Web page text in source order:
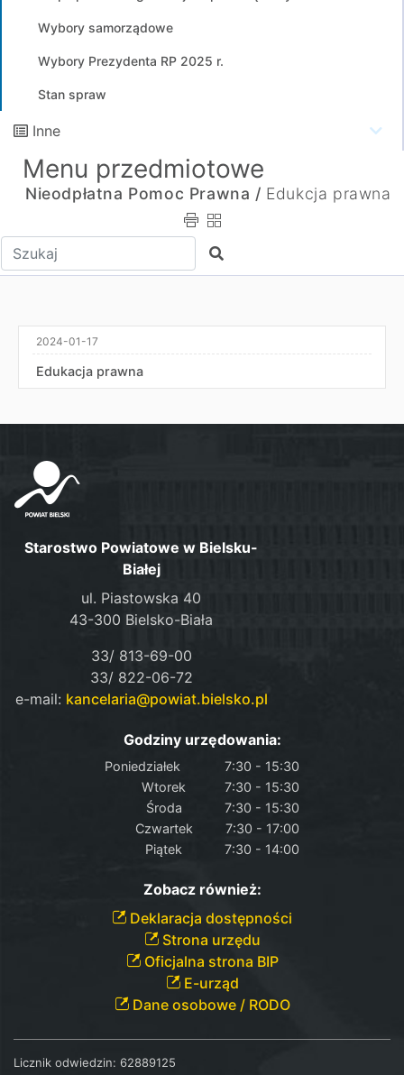
Wybory samorządowe
Wybory Prezydenta RP 2025 r.
Stan spraw
Inne
Menu przedmiotowe
Nieodpłatna Pomoc Prawna / Edukcja prawna
Wpisz tekst do wyszukania Szukaj
2024-01-17
Edukacja prawna
Starostwo Powiatowe w Bielsku-
Białej
ul. Piastowska 40
43-300 Bielsko-Biała
33/ 813-69-00
33/ 822-06-72
e-mail: kancelaria@powiat.bielsko.pl
Godziny urzędowania:
Poniedziałek
7:30 - 15:30
Wtorek
7:30 - 15:30
Środa
7:30 - 15:30
Czwartek
7:30 - 17:00
Piątek
7:30 - 14:00
Zobacz również:
Deklaracja dostępności
Strona urzędu
Oficjalna strona BIP
E-urząd
Dane osobowe / RODO
Licznik odwiedzin: 62889125